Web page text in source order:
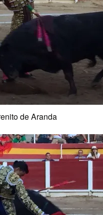
de Aranda